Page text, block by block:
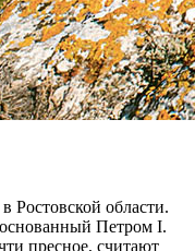
области.
основанный Петром I.
пресное, считают